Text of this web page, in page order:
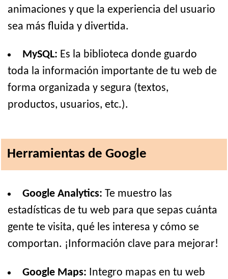
animaciones y que la experiencia del usuario
sea más fluida y divertida.
MySQL: Es la biblioteca donde guardo
toda la información importante de tu web de
forma organizada y segura (textos,
productos, usuarios, etc.).
Herramientas de Google
Google Analytics: Te muestro las
estadísticas de tu web para que sepas cuánta
gente te visita, qué les interesa y cómo se
comportan. ¡Información clave para mejorar!
Google Maps: Integro mapas en tu web